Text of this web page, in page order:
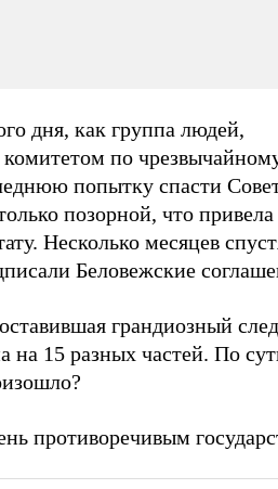
дня, как группа людей,
по
попытку спасти
позорной, что привела
Несколько месяцев
Беловежские
грандиозный
на 15 разных частей. По
противоречивым